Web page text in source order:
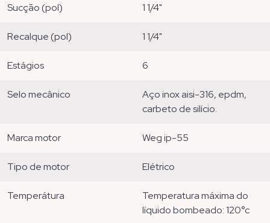
sucção (pol) 1 1/4"
recalque (pol) 1 1/4"
estágios 6
selo mecânico
aço inox aisi-316, epdm,
carbeto de silício.
marca motor weg ip-55
tipo de motor elétrico
temperátura
temperatura máxima do
líquido bombeado: 120°c